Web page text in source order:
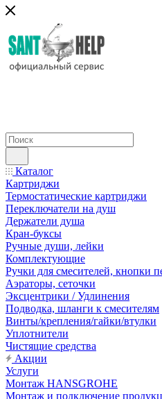
Каталог
Картриджи
Термостатические картриджи
Переключатели на душ
Держатели душа
Кран-буксы
Ручные души, лейки
Комплектующие
Ручки для смесителей, кнопки
Аэраторы, сеточки
Эксцентрики / Удлинения
Подводка, шланги к смесителям
Винты/крепления/гайки/втулки
Уплотнители
Чистящие средства
Акции
Услуги
Монтаж HANSGROHE
Монтаж и подключение